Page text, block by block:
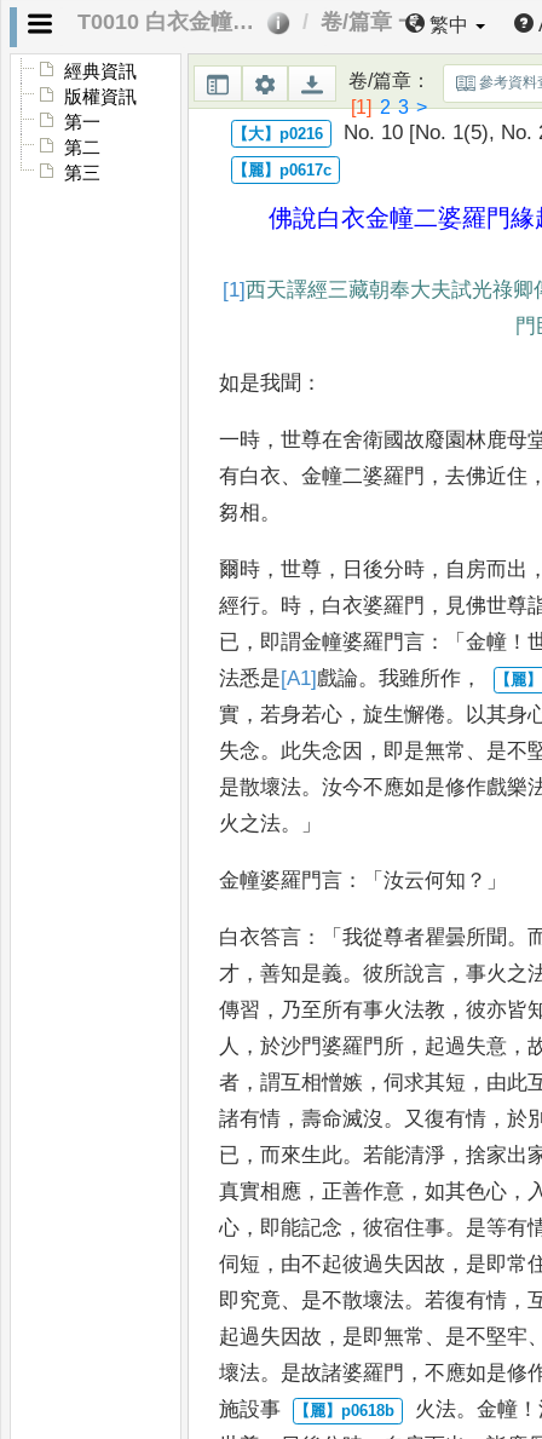
T0010 白衣金幢二婆羅門緣起經 卷/篇章 一 繁中
經典資訊
版權資訊
第一
第二
第三
卷/篇章：
[1] 2 3 >
參考資料
No. 10 [No. 1(5), No.
佛說白衣金幢二婆羅門緣
[1] 西天譯經三藏朝奉大夫試光祿卿
門
如是我聞 ：
一時 ，世尊在舍衛國故廢園林鹿母
有白衣、金幢二婆羅門 ，去佛近住
芻相 。
爾時 ，世尊 ， 日後分時 ， 自房而出
經行。 時 ， 白衣婆羅門 ， 見佛世尊
已 ， 即謂金幢婆羅門言 ：「金幢 ！
法悉是[A1]戲論。我雖所作 ，
實 ，若身若心 ，旋生懈倦。 以其身
失念。 此失念因 ， 即是無常 、 是不
是散壞法。汝今不應如是修作戲樂
火之法。」
金幢婆羅門言 ：「汝云何知 ？」
白衣答言 ：「我從尊者瞿曇所聞。
才 ，善知是義。彼所說言 ，事火之
傳習 ， 乃至所有事火法教 ，彼亦皆
人 ，於沙門婆羅門所 ， 起過失意 ，
者 ，謂互相憎嫉 ，伺求其短 ， 由此
諸有情 ，壽命滅沒。 又復有情 ，於
已 ， 而來生此。若能清淨 ，捨家出
真實相應 ， 正善作意 ，如其色心 ，
心 ， 即能記念 ，彼宿住事。 是等有
伺短 ， 由不起彼過失因故 ， 是即常
即究竟、 是不散壞法。若復有情 ，
起過失因故 ， 是即無常 、 是不堅牢
壞法。 是故諸婆羅門 ，不應如是修
施設事
火法。金幢 ！